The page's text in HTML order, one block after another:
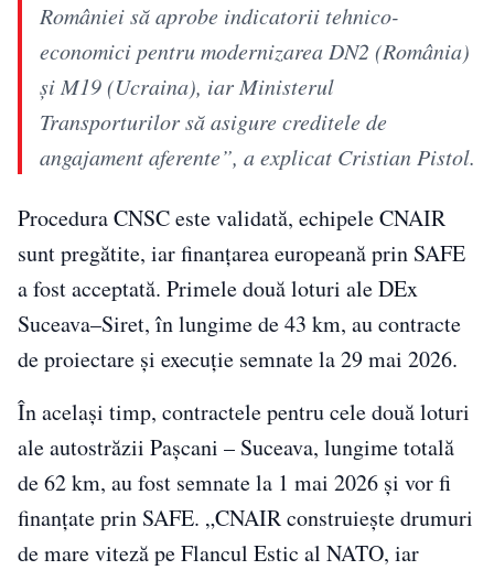
României să aprobe indicatorii tehnico-
economici pentru modernizarea DN2 (România)
și M19 (Ucraina), iar Ministerul
Transporturilor să asigure creditele de
angajament aferente”, a explicat Cristian Pistol.
Procedura CNSC este validată, echipele CNAIR
sunt pregătite, iar finanțarea europeană prin SAFE
a fost acceptată. Primele două loturi ale DEx
Suceava–Siret, în lungime de 43 km, au contracte
de proiectare și execuție semnate la 29 mai 2026.
În același timp, contractele pentru cele două loturi
ale autostrăzii Pașcani – Suceava, lungime totală
de 62 km, au fost semnate la 1 mai 2026 și vor fi
finanțate prin SAFE. „CNAIR construiește drumuri
de mare viteză pe Flancul Estic al NATO, iar